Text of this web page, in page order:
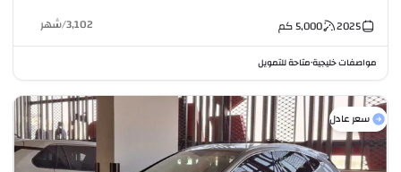
2025
5,000كم 3,102
/شهر
مواصفات خليجية•متاحة للتمويل
سعر عادل